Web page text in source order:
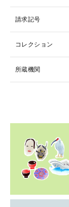
請求記号
コレクション
所蔵機関